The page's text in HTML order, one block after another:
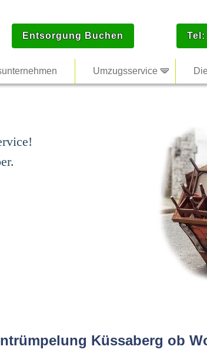
Entsorgung Buchen Tel:
Umzugsservice
Küssaberg ob